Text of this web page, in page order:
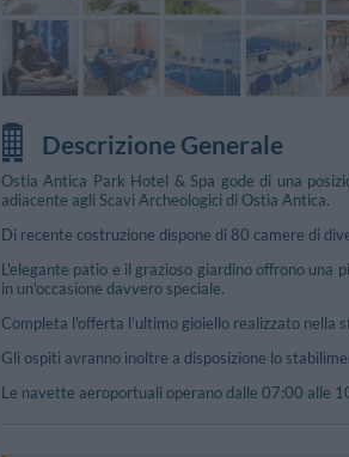
Descrizione Generale
Ostia Antica Park Hotel & Spa gode di una
adiacente agli Scavi Archeologici di Ostia Antica.
Di recente costruzione dispone di 80 camere di
L'elegante patio e il grazioso giardino offrono
in un'occasione davvero speciale.
Completa l'offerta l’ultimo gioiello realizzato nella
Gli ospiti avranno inoltre a disposizione lo
Le navette aeroportuali operano dalle 07:00 alle